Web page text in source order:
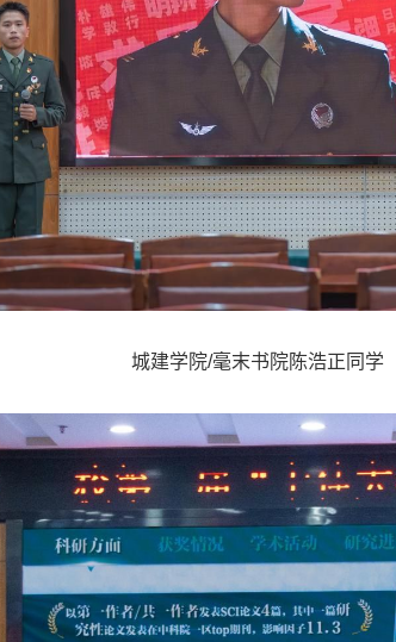
城建学院/毫末书院陈浩正同学